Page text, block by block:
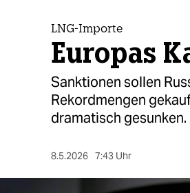
LNG-Importe
Europas
Sanktionen sollen
Rekordmengen
dramatisch gesunken.
8.5.2026 7:43 Uhr